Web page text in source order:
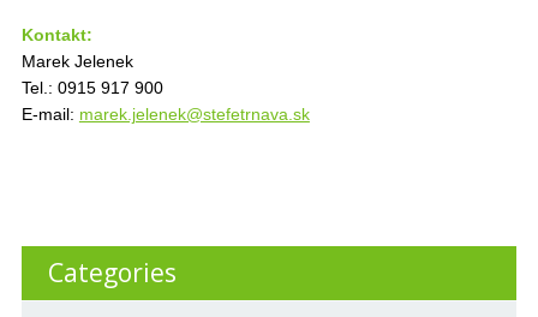
Kontakt:
Marek Jelenek
Tel.: 0915 917 900
E-mail: marek.jelenek@stefetrnava.sk
Categories